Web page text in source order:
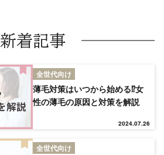
TOP
新着記事
全世代向け
薄毛対策はいつから始める⁉女
性の薄毛の原因と対策を解説
2024.07.26
全世代向け